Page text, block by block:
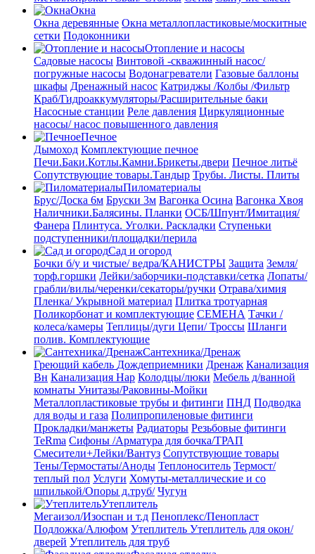
Окна
Окна деревянные Окна металлопластиковые/москитные
сетки Подоконники
Отопление и насосы
Cадовые насосы Винтовой -скважинный насос/
погружные насосы Водонагреватели Газовые баллоны
шкафы Дренажный насос Катриджы /Колбы /Фильтр
Краб/Гидроаккумуляторы/Расширительные баки
Насосные станции Реле давления Циркуляционные
насосы/ насос повышенного давления
Печное
Дымоход Комплектующие печное
Печи.Баки.Котлы.Камни.Брикеты.двери Печное литьё
Сопутствующие товары.Тандыр Трубы. Листы. Плиты
Пиломатериалы
Брус/Доска 6м Бруски 3м Вагонка Осина Вагонка Хвоя
Наличники.Балясины. Планки ОСБ/Шпунт/Имитация/
Фанера Плинтуса. Уголки. Раскладки Ступеньки
подступенники/площадки/перила
Сад и огород
Бочки б/у и чистые/ ведра/КАНИСТРЫ Защита Земля/
торф.горшки Лейки/заборчики-подставки/сетка Лопаты/
грабли/вилы/черенки/секаторы/ручки Отрава/химия
Пленка/ Укрывной материал Плитка тротуарная
Поликорбонат и комплектующие СЕМЕНА Тачки /
колеса/камеры Теплицы/дуги Цепи/ Троссы Шланги
полив. Комплектующие
Сантехника/Дренаж
Греющий кабель Дождеприемники Дренаж Канализация
Вн Канализация Нар Колодцы/люки Мебель д/ванной
комнаты Унитазы/Раковины-Мойки
Металлопластиковые трубы и фитинги ПНД Подводка
для воды и газа Полипропиленовые фитинги
Прокладки/манжеты Радиаторы Резьбовые фитинги
TeRma Сифоны /Арматура для бочка/ТРАП
Смесители+Лейки/Вантуз Сопутствующие товары
Тены/Термостаты/Аноды Теплоноситель Термост/
теплый пол Услуги Хомуты-металлические и со
шпилькой/Опоры д.труб/ Чугун
Утеплитель
Мегаизол/Изоспан и т.д Пеноплекс/Пенопласт
Подложка/Алюфом Утеплитель Утеплитель для окон/
дверей Утеплитель для труб